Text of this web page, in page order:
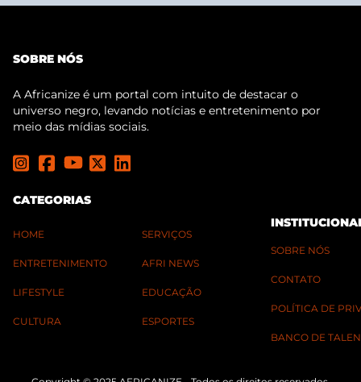
SOBRE NÓS
A Africanize é um portal com intuito de destacar o
universo negro, levando notícias e entretenimento por
meio das mídias sociais.
CATEGORIAS
HOME
ENTRETENIMENTO
LIFESTYLE
CULTURA
SERVIÇOS
AFRI NEWS
EDUCAÇÃO
ESPORTES
SOBRE NÓS
CONTATO
POLÍTICA DE
BANCO DE